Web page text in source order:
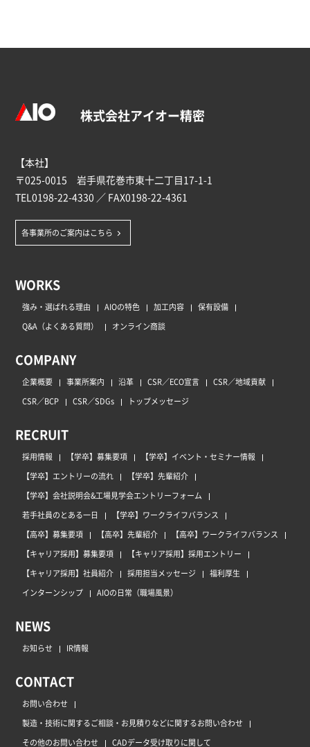
株式会社アイオー精密
【本社】
〒025-0015 岩手県花巻市東十二丁目17-1-1
TEL0198-22-4330 ／ FAX0198-22-4361
各事業所のご案内はこちら
WORKS
強み・選ばれる理由 AIOの特色 加工内容
保有設備
Q&A（よくある質問）
オンライン商談
COMPANY
企業概要 事業所案内 沿革 CSR／ECO宣言
CSR／地域貢献
CSR／BCP
CSR／SDGs トップメッセージ
RECRUIT
採用情報 【学卒】募集要項
【学卒】イベント・セミナー情報
【学卒】エントリーの流れ
【学卒】先輩紹介
【学卒】会社説明会&工場見学会エントリーフォーム
若手社員のとある一日
【学卒】ワークライフバランス
【高卒】募集要項
【高卒】先輩紹介
【高卒】ワークライフバランス
【キャリア採用】募集要項
【キャリア採用】採用エントリー
【キャリア採用】社員紹介
採用担当メッセージ
福利厚生
インターンシップ
AIOの日常（職場風景）
NEWS
お知らせ IR情報
CONTACT
お問い合わせ
製造・技術に関するご相談・お見積りなどに関するお問い合わせ
その他のお問い合わせ
CADデータ受け取りに関して